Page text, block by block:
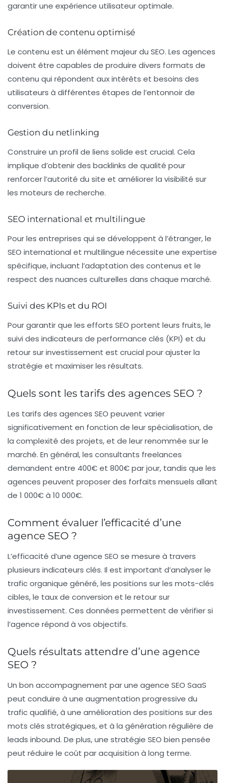
garantir une expérience utilisateur optimale.
Création de contenu optimisé
Le contenu est un élément majeur du SEO. Les agences
doivent être capables de produire divers formats de
contenu qui répondent aux intérêts et besoins des
utilisateurs à différentes étapes de l’entonnoir de
conversion.
Gestion du netlinking
Construire un profil de liens solide est crucial. Cela
implique d’obtenir des backlinks de qualité pour
renforcer l’autorité du site et améliorer la visibilité sur
les moteurs de recherche.
SEO international et multilingue
Pour les entreprises qui se développent à l’étranger, le
SEO international et multilingue nécessite une expertise
spécifique, incluant l’adaptation des contenus et le
respect des nuances culturelles dans chaque marché.
Suivi des KPIs et du ROI
Pour garantir que les efforts SEO portent leurs fruits, le
suivi des indicateurs de performance clés (KPI) et du
retour sur investissement est crucial pour ajuster la
stratégie et maximiser les résultats.
Quels sont les tarifs des agences SEO ?
Les tarifs des agences SEO peuvent varier
significativement en fonction de leur spécialisation, de
la complexité des projets, et de leur renommée sur le
marché. En général, les consultants freelances
demandent entre 400€ et 800€ par jour, tandis que les
agences peuvent proposer des forfaits mensuels allant
de 1 000€ à 10 000€.
Comment évaluer l’efficacité d’une
agence SEO ?
L’efficacité d’une agence SEO se mesure à travers
plusieurs indicateurs clés. Il est important d’analyser le
trafic organique généré, les positions sur les mots-clés
cibles, le taux de conversion et le retour sur
investissement. Ces données permettent de vérifier si
l’agence répond à vos objectifs.
Quels résultats attendre d’une agence
SEO ?
Un bon accompagnement par une agence SEO SaaS
peut conduire à une augmentation progressive du
trafic qualifié, à une amélioration des positions sur des
mots clés stratégiques, et à la génération régulière de
leads inbound. De plus, une stratégie SEO bien pensée
peut réduire le coût par acquisition à long terme.